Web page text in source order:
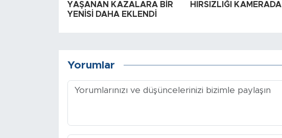
YAŞANAN KAZALARA BİR
YENİSİ DAHA EKLENDİ
HIRSIZLIĞI KAMERADA
Yorumlar